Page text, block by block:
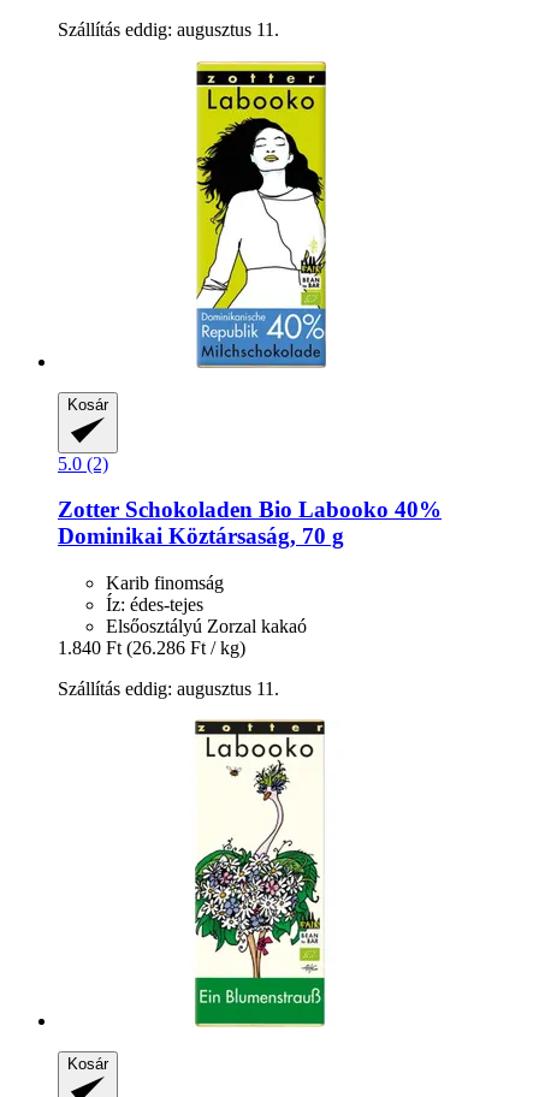
Szállítás eddig: augusztus 11.
Kosár
5.0 (2)
Zotter Schokoladen Bio Labooko 40%
Dominikai Köztársaság, 70 g
Karib finomság
Íz: édes-tejes
Elsőosztályú Zorzal kakaó
1.840 Ft (26.286 Ft / kg)
Szállítás eddig: augusztus 11.
Kosár